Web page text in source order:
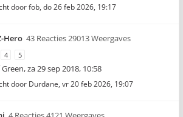
doorfob, do 26 feb 2026, 19:17
Hero 43 Reacties 29013 Weergaves
4 5
Green,za 29 sep 2018, 10:58
door Durdane, vr 20 feb 2026, 19:07